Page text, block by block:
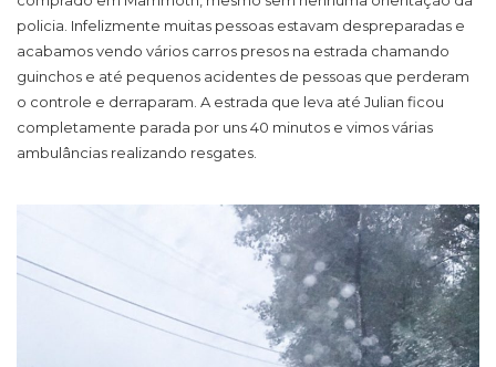
policia. Infelizmente muitas pessoas estavam despreparadas e
acabamos vendo vários carros presos na estrada chamando
guinchos e até pequenos acidentes de pessoas que perderam
o controle e derraparam. A estrada que leva até Julian ficou
completamente parada por uns 40 minutos e vimos várias
ambulâncias realizando resgates.